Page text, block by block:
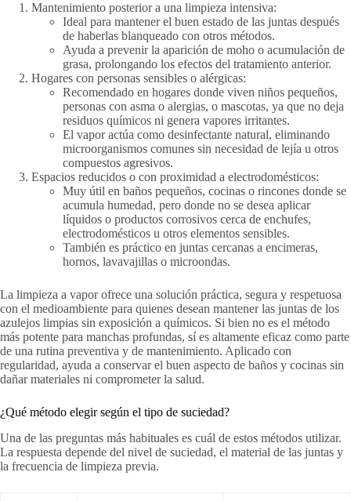
Mantenimiento posterior a una limpieza intensiva:
Ideal para mantener el buen estado de las juntas después
de haberlas blanqueado con otros métodos.
Ayuda a prevenir la aparición de moho o acumulación de
grasa, prolongando los efectos del tratamiento anterior.
Hogares con personas sensibles o alérgicas:
Recomendado en hogares donde viven niños pequeños,
personas con asma o alergias, o mascotas, ya que no deja
residuos químicos ni genera vapores irritantes.
El vapor actúa como desinfectante natural, eliminando
microorganismos comunes sin necesidad de lejía u otros
compuestos agresivos.
Espacios reducidos o con proximidad a electrodomésticos:
Muy útil en baños pequeños, cocinas o rincones donde se
acumula humedad, pero donde no se desea aplicar
líquidos o productos corrosivos cerca de enchufes,
electrodomésticos u otros elementos sensibles.
También es práctico en juntas cercanas a encimeras,
hornos, lavavajillas o microondas.
La limpieza a vapor ofrece una solución práctica, segura y respetuosa
con el medioambiente para quienes desean mantener las juntas de los
azulejos limpias sin exposición a químicos. Si bien no es el método
más potente para manchas profundas, sí es altamente eficaz como parte
de una rutina preventiva y de mantenimiento. Aplicado con
regularidad, ayuda a conservar el buen aspecto de baños y cocinas sin
dañar materiales ni comprometer la salud.
¿Qué método elegir según el tipo de suciedad?
Una de las preguntas más habituales es cuál de estos métodos utilizar.
La respuesta depende del nivel de suciedad, el material de las juntas y
la frecuencia de limpieza previa.